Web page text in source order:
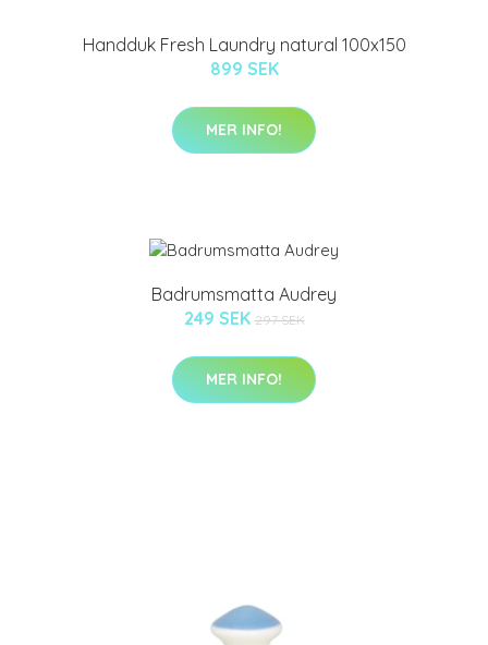
Handduk Fresh Laundry natural 100x150
899 SEK
MER INFO!
Badrumsmatta Audrey
249 SEK 297 SEK
MER INFO!